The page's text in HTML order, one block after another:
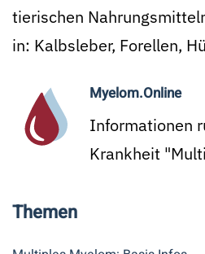
tierischen
in: Kalbsleber, Forellen,
Myelom.Online
Informationen
Krankheit
Themen